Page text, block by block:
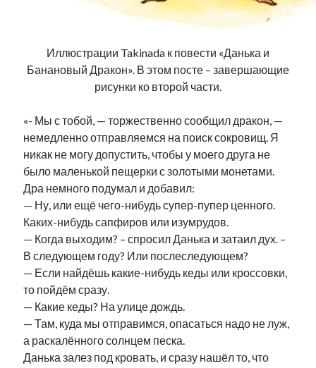
Иллюстрации Takinada к повести «Данька и
Банановый Дракон». В этом посте – завершающие
рисунки ко второй части.
«- Мы с тобой, — торжественно сообщил дракон, —
немедленно отправляемся на поиск сокровищ. Я
никак не могу допустить, чтобы у моего друга не
было маленькой пещерки с золотыми монетами.
Дра немного подумал и добавил:
— Ну, или ещё чего-нибудь супер-пупер ценного.
Каких-нибудь сапфиров или изумрудов.
— Когда выходим? – спросил Данька и затаил дух. –
В следующем году? Или послеследующем?
— Если найдёшь какие-нибудь кеды или кроссовки,
то пойдём сразу.
— Какие кеды? На улице дождь.
— Там, куда мы отправимся, опасаться надо не луж,
а раскалённого солнцем песка.
Данька залез под кровать, и сразу нашёл то, что